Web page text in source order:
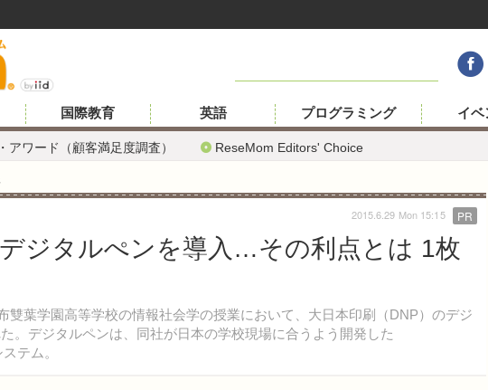
アワード（顧客満足度調査） ReseMom Editors' Choice
国際教育 英語 プログラミング イベ
ジタルぺンを導入…その利点とは 1枚
葉学園高等学校の情報社会学の授業において、大日本印刷（DNP）のデジ
。デジタルペンは、同社が日本の学校現場に合うよう開発した
テム。
2015.6.29 Mon 15:15 PR